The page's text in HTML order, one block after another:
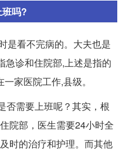
吗?
是看不完病的。大夫也是
急诊和住院部,上述是指的
家医院工作,县级。
否需要上班呢？其实，根
院部，医生需要24小时全
时的治疗和护理。而其他